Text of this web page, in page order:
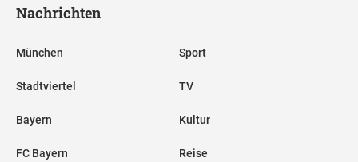
Nachrichten
München
Stadtviertel
Bayern
FC Bayern
Sport
TV
Kultur
Reise